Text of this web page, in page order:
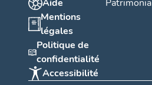
Aide
Mentions
légales
Politique de
confidentialité
Accessibilité
Patrimonia